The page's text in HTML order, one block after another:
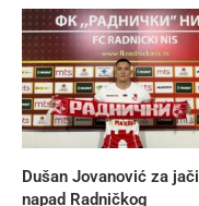
Dušan Jovanović za jači
napad Radničkog